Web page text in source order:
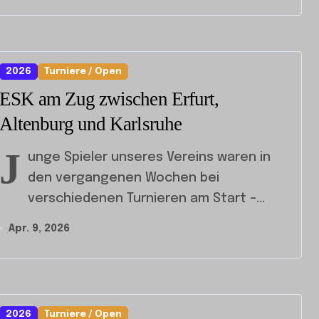
2026 Turniere / Open
ESK am Zug zwischen Erfurt,
Altenburg und Karlsruhe
J
unge Spieler unseres Vereins waren in
den vergangenen Wochen bei
verschiedenen Turnieren am Start –...
Apr. 9, 2026
2026 Turniere / Open